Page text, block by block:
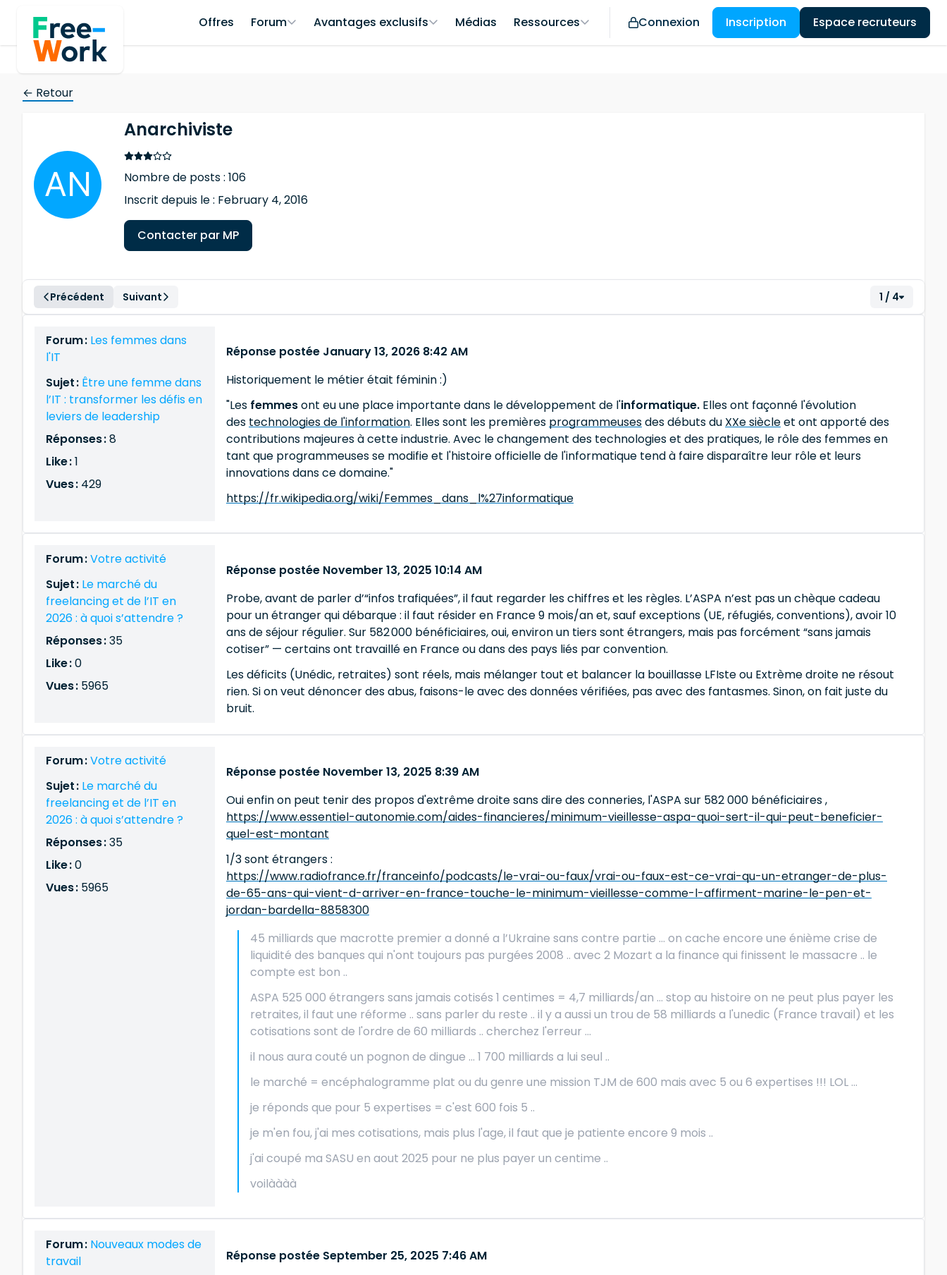
Offres Forum Avantages exclusifs Médias Ressources Connexion Inscription Espace recruteurs
← Retour
Anarchiviste
Nombre de posts : 106
Inscrit depuis le : February 4, 2016
Contacter par MP
Précédent Suivant 1 / 4
Forum : Les femmes dans
l'IT
Sujet : Être une femme dans
l’IT : transformer les défis en
leviers de leadership
Réponses :8
Like :1
Vues : 429
Réponse postée January 13, 2026 8:42 AM
Historiquement le métier était féminin :)
"Les femmesont eu une place importante dans le développement de l'informatique. Elles ont façonné l'évolution
des technologies de l'information. Elles sont les premières programmeusesdes débuts du XXe siècleet ont apporté des
contributions majeures à cette industrie. Avec le changement des technologies et des pratiques, le rôle des femmes en
tant que programmeuses se modifie et l'histoire officielle de l'informatique tend à faire disparaître leur rôle et leurs
innovations dans ce domaine."
https://fr.wikipedia.org/wiki/Femmes_dans_l%27informatique
Forum :Votre activité
Sujet : Le marché du
freelancing et de l’IT en
2026 : à quoi s’attendre ?
Réponses :35
Like :0
Vues : 5965
Réponse postée November 13, 2025 10:14 AM
Probe, avant de parler d’“infos trafiquées”, il faut regarder les chiffres et les règles. L’ASPA n’est pas un chèque cadeau
pour un étranger qui débarque : il faut résider en France 9 mois/an et, sauf exceptions (UE, réfugiés, conventions), avoir 10
ans de séjour régulier. Sur 582 000 bénéficiaires, oui, environ un tiers sont étrangers, mais pas forcément “sans jamais
cotiser” — certains ont travaillé en France ou dans des pays liés par convention.
Les déficits (Unédic, retraites) sont réels, mais mélanger tout et balancer la bouillasse LFIste ou Extrème droite ne résout
rien. Si on veut dénoncer des abus, faisons-le avec des données vérifiées, pas avec des fantasmes. Sinon, on fait juste du
bruit.
Forum :Votre activité
Sujet : Le marché du
freelancing et de l’IT en
2026 : à quoi s’attendre ?
Réponses :35
Like :0
Vues : 5965
Réponse postée November 13, 2025 8:39 AM
Oui enfin on peut tenir des propos d'extrême droite sans dire des conneries, l'ASPA sur 582 000 bénéficiaires ,
https://www.essentiel-autonomie.com/aides-financieres/minimum-vieillesse-aspa-quoi-sert-il-qui-peut-beneficier-
quel-est-montant
1/3 sont étrangers :
https://www.radiofrance.fr/franceinfo/podcasts/le-vrai-ou-faux/vrai-ou-faux-est-ce-vrai-qu-un-etranger-de-plus-
de-65-ans-qui-vient-d-arriver-en-france-touche-le-minimum-vieillesse-comme-l-affirment-marine-le-pen-et-
jordan-bardella-8858300
45 milliards que macrotte premier a donné a l’Ukraine sans contre partie ... on cache encore une énième crise de
liquidité des banques qui n'ont toujours pas purgées 2008 .. avec 2 Mozart a la finance qui finissent le massacre .. le
compte est bon ..
ASPA 525 000 étrangers sans jamais cotisés 1 centimes = 4,7 milliards/an ... stop au histoire on ne peut plus payer les
retraites, il faut une réforme .. sans parler du reste .. il y a aussi un trou de 58 milliards a l'unedic (France travail) et les
cotisations sont de l'ordre de 60 milliards .. cherchez l'erreur ...
il nous aura couté un pognon de dingue ... 1 700 milliards a lui seul ..
le marché = encéphalogramme plat ou du genre une mission TJM de 600 mais avec 5 ou 6 expertises !!! LOL ...
je réponds que pour 5 expertises = c'est 600 fois 5 ..
je m'en fou, j'ai mes cotisations, mais plus l'age, il faut que je patiente encore 9 mois ..
j'ai coupé ma SASU en aout 2025 pour ne plus payer un centime ..
voilàààà
Forum : Nouveaux modes de
travail
Réponse postée September 25, 2025 7:46 AM